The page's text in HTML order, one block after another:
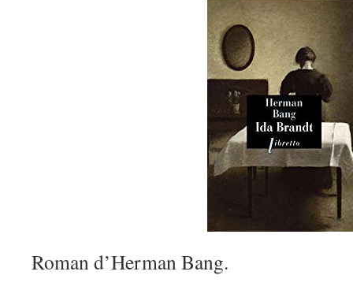
Roman d’Herman Bang.